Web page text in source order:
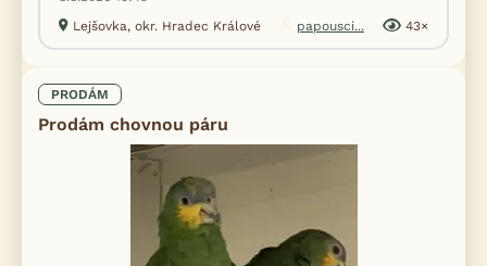
Lejšovka, okr. Hradec Králové
papousci... 43×
PRODÁM
Prodám chovnou páru